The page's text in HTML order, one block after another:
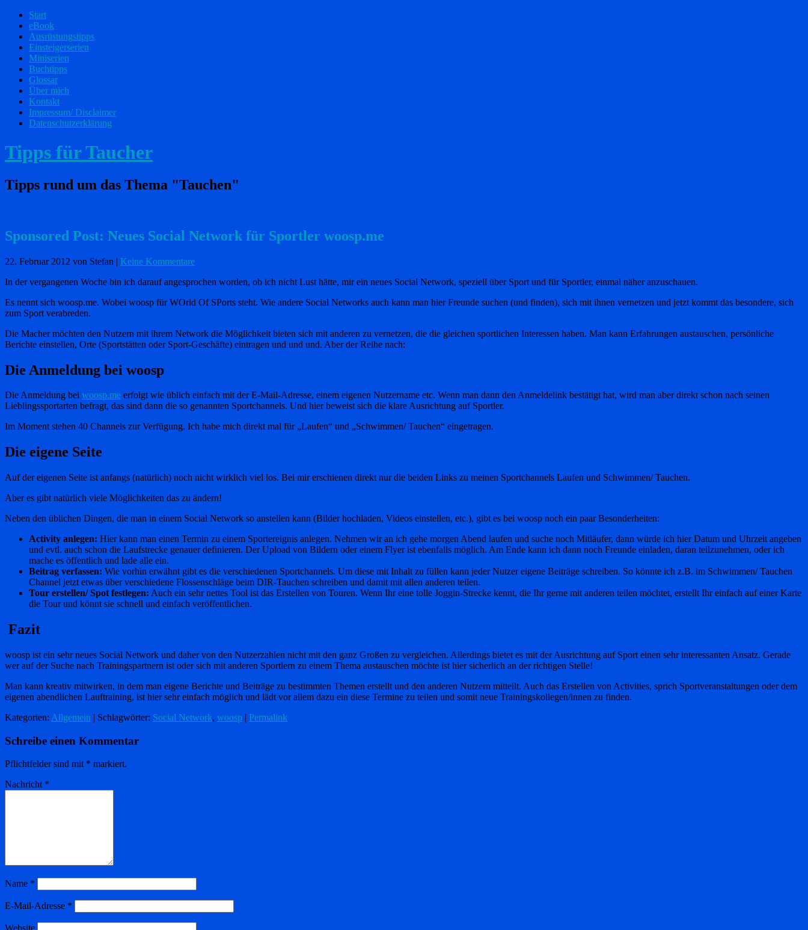
Start
eBook
Ausrüstungstipps
Einsteigerserien
Miniserien
Buchtipps
Glossar
Über mich
Kontakt
Impressum/ Disclaimer
Datenschutzerklärung
Tipps für Taucher
Tipps rund um das Thema "Tauchen"
Sponsored Post: Neues Social Network für Sportler woosp.me
22. Februar 2012 von Stefan | Keine Kommentare
In der vergangenen Woche bin ich darauf angesprochen worden, ob ich nicht Lust hätte, mir ein neues Social Network, speziell über Sport und für Sportler, einmal näher anzuschauen.
Es nennt sich woosp.me. Wobei woosp für WOrld Of SPorts steht. Wie andere Social Networks auch kann man hier Freunde suchen (und finden), sich mit ihnen vernetzen und jetzt kommt das besondere, sich
zum Sport verabreden.
Die Macher möchten den Nutzern mit ihrem Network die Möglichkeit bieten sich mit anderen zu vernetzen, die die gleichen sportlichen Interessen haben. Man kann Erfahrungen austauschen, persönliche
Berichte einstellen, Orte (Sportstätten oder Sport-Geschäfte) eintragen und und und. Aber der Reihe nach:
Die Anmeldung bei woosp
Die Anmeldung bei woosp.me erfolgt wie üblich einfach mit der E-Mail-Adresse, einem eigenen Nutzername etc. Wenn man dann den Anmeldelink bestätigt hat, wird man aber direkt schon nach seinen
Lieblingssportarten befragt, das sind dann die so genannten Sportchannels. Und hier beweist sich die klare Ausrichtung auf Sportler.
Im Moment stehen 40 Channels zur Verfügung. Ich habe mich direkt mal für „Laufen“ und „Schwimmen/ Tauchen“ eingetragen.
Die eigene Seite
Auf der eigenen Seite ist anfangs (natürlich) noch nicht wirklich viel los. Bei mir erschienen direkt nur die beiden Links zu meinen Sportchannels Laufen und Schwimmen/ Tauchen.
Aber es gibt natürlich viele Möglichkeiten das zu ändern!
Neben den üblichen Dingen, die man in einem Social Network so anstellen kann (Bilder hochladen, Videos einstellen, etc.), gibt es bei woosp noch ein paar Besonderheiten:
Activity anlegen: Hier kann man einen Termin zu einem Sportereignis anlegen. Nehmen wir an ich gehe morgen Abend laufen und suche noch Mitläufer, dann würde ich hier Datum und Uhrzeit angeben
und evtl. auch schon die Laufstrecke genauer definieren. Der Upload von Bildern oder einem Flyer ist ebenfalls möglich. Am Ende kann ich dann noch Freunde einladen, daran teilzunehmen, oder ich
mache es öffentlich und lade alle ein.
Beitrag verfassen: Wie vorhin erwähnt gibt es die verschiedenen Sportchannels. Um diese mit Inhalt zu füllen kann jeder Nutzer eigene Beiträge schreiben. So könnte ich z.B. im Schwimmen/ Tauchen
Channel jetzt etwas über verschiedene Flossenschläge beim DIR-Tauchen schreiben und damit mit allen anderen teilen.
Tour erstellen/ Spot festlegen: Auch ein sehr nettes Tool ist das Erstellen von Touren. Wenn Ihr eine tolle Joggin-Strecke kennt, die Ihr gerne mit anderen teilen möchtet, erstellt Ihr einfach auf einer Karte
die Tour und könnt sie schnell und einfach veröffentlichen.
Fazit
woosp ist ein sehr neues Social Network und daher von den Nutzerzahlen nicht mit den ganz Großen zu vergleichen. Allerdings bietet es mit der Ausrichtung auf Sport einen sehr interessanten Ansatz. Gerade
wer auf der Suche nach Trainingspartnern ist oder sich mit anderen Sportlern zu einem Thema austauschen möchte ist hier sicherlich an der richtigen Stelle!
Man kann kreativ mitwirken, in dem man eigene Berichte und Beiträge zu bestimmten Themen erstellt und den anderen Nutzern mitteilt. Auch das Erstellen von Activities, sprich Sportveranstaltungen oder dem
eigenen abendlichen Lauftraining, ist hier sehr einfach möglich und lädt vor allem dazu ein diese Termine zu teilen und somit neue Trainingskollegen/innen zu finden.
Kategorien: Allgemein | Schlagwörter: Social Network, woosp | Permalink
Schreibe einen Kommentar
Pflichtfelder sind mit * markiert.
Nachricht *
Name *
E-Mail-Adresse *